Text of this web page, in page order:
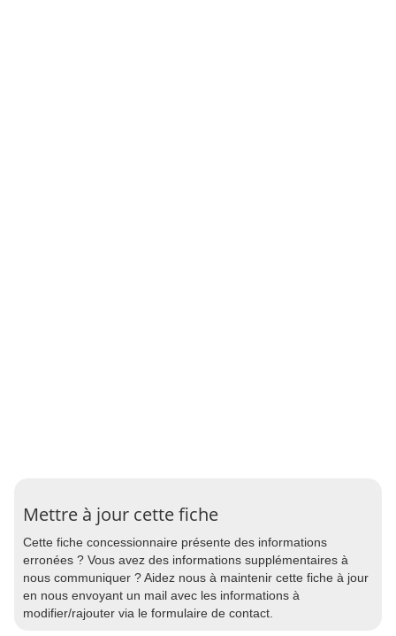
Mettre à jour cette fiche
Cette fiche concessionnaire présente des informations
erronées ? Vous avez des informations supplémentaires à
nous communiquer ? Aidez nous à maintenir cette fiche à jour
en nous envoyant un mail avec les informations à
modifier/rajouter via le formulaire de contact.